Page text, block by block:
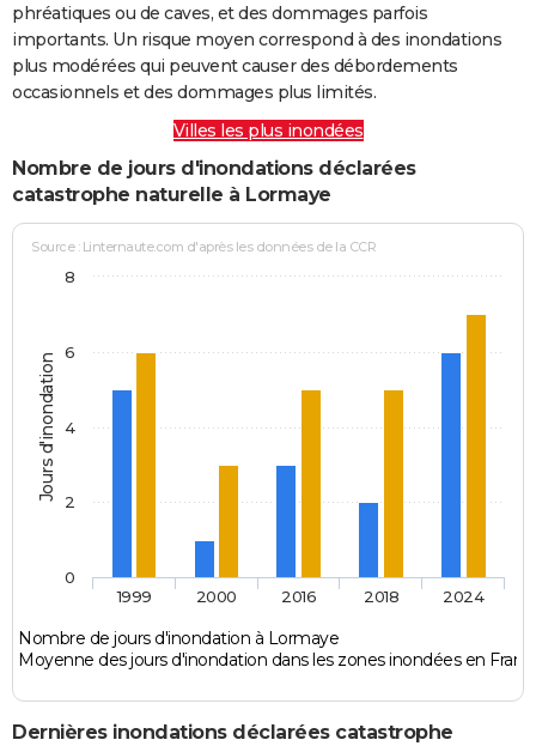
phréatiques ou de caves, et des dommages parfois
importants. Un risque moyen correspond à des inondations
plus modérées qui peuvent causer des débordements
occasionnels et des dommages plus limités.
Villes les plus inondées
Nombre de jours d'inondations déclarées
catastrophe naturelle à Lormaye
Jours d'inondation
Source : Linternaute.com d'après les données de la CCR
Nombre de jours d'inondation à Lormaye
Moyenne des jours d'inondation dans les zones inondées en
1999 2000 2016 2018 2024
0
2
4
6
8
Dernières inondations déclarées catastrophe